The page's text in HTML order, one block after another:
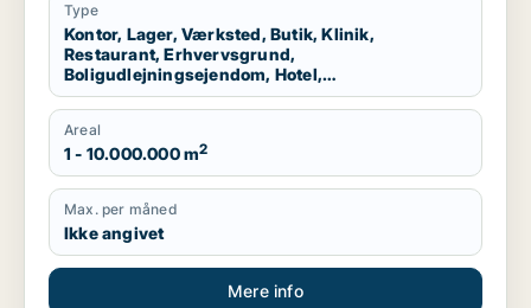
Type
Kontor, Lager, Værksted, Butik, Klinik,
Restaurant, Erhvervsgrund,
Boligudlejningsejendom, Hotel,
Produktionslokaler
Areal
1 - 10.000.000 m2
Max. per måned
Ikke angivet
Mere info